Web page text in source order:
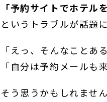
「予約サイトでホテル
というトラブルが話題
「えっ、そんなことあ
「自分は予約メールも
そう思うかもしれませ